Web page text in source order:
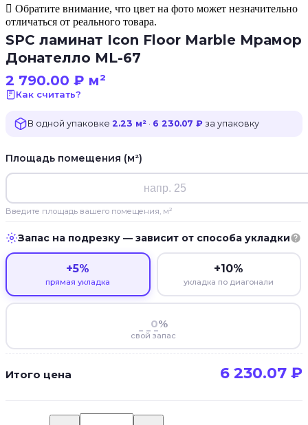
Обратите внимание, что цвет на фото может незначительно
отличаться от реального товара.
SPC ламинат Icon Floor Marble Мрамор
Донателло ML-67
2 790.00 ₽ м²
Как считать?
В одной упаковке 2.23 м² · 6 230.07 ₽ за упаковку
Площадь помещения (м²)
Введите площадь вашего помещения, м²
Запас на подрезку — зависит от способа укладки
+5%
прямая укладка
+10%
укладка по диагонали
%
свой запас
Итого цена 6 230.07 ₽